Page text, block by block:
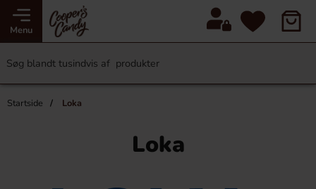
Menu
Startside Loka
Loka